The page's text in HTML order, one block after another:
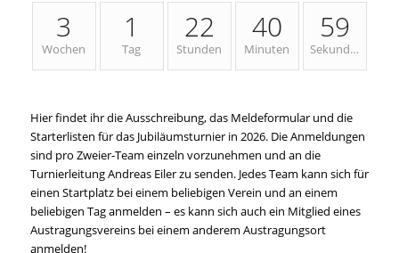
3
Wochen
1
Tag
22
Stunden
40
Minuten
59
Sekunden
Hier findet ihr die Ausschreibung, das Meldeformular und die
Starterlisten für das Jubiläumsturnier in 2026. Die Anmeldungen
sind pro Zweier-Team einzeln vorzunehmen und an die
Turnierleitung Andreas Eiler zu senden. Jedes Team kann sich für
einen Startplatz bei einem beliebigen Verein und an einem
beliebigen Tag anmelden – es kann sich auch ein Mitglied eines
Austragungsvereins bei einem anderem Austragungsort
anmelden!